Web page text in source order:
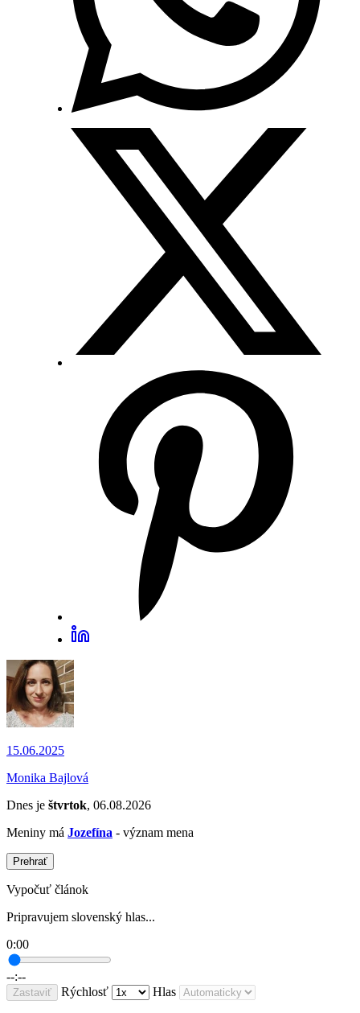
15.06.2025
Monika Bajlová
Dnes je štvrtok, 06.08.2026
Meniny má Jozefína - význam mena
Prehrať
Vypočuť článok
Pripravujem slovenský hlas...
0:00
--:--
Zastaviť Rýchlosť Hlas